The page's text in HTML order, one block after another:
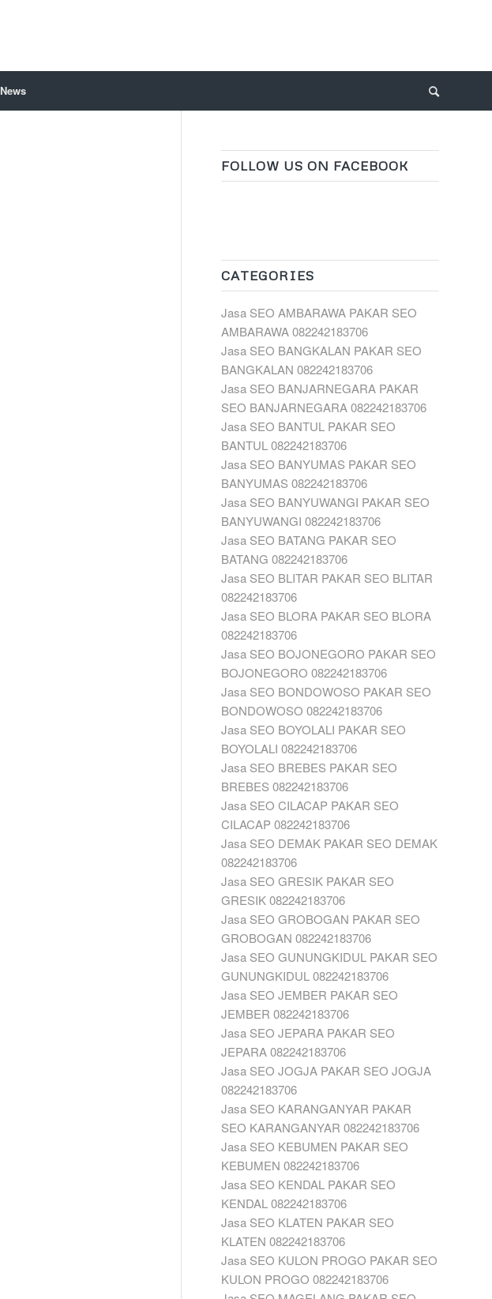
News
FOLLOW US ON FACEBOOK
CATEGORIES
Jasa SEO AMBARAWA PAKAR SEO
AMBARAWA 082242183706
Jasa SEO BANGKALAN PAKAR SEO
BANGKALAN 082242183706
Jasa SEO BANJARNEGARA PAKAR
SEO BANJARNEGARA 082242183706
Jasa SEO BANTUL PAKAR SEO
BANTUL 082242183706
Jasa SEO BANYUMAS PAKAR SEO
BANYUMAS 082242183706
Jasa SEO BANYUWANGI PAKAR SEO
BANYUWANGI 082242183706
Jasa SEO BATANG PAKAR SEO
BATANG 082242183706
Jasa SEO BLITAR PAKAR SEO BLITAR
082242183706
Jasa SEO BLORA PAKAR SEO BLORA
082242183706
Jasa SEO BOJONEGORO PAKAR SEO
BOJONEGORO 082242183706
Jasa SEO BONDOWOSO PAKAR SEO
BONDOWOSO 082242183706
Jasa SEO BOYOLALI PAKAR SEO
BOYOLALI 082242183706
Jasa SEO BREBES PAKAR SEO
BREBES 082242183706
Jasa SEO CILACAP PAKAR SEO
CILACAP 082242183706
Jasa SEO DEMAK PAKAR SEO DEMAK
082242183706
Jasa SEO GRESIK PAKAR SEO
GRESIK 082242183706
Jasa SEO GROBOGAN PAKAR SEO
GROBOGAN 082242183706
Jasa SEO GUNUNGKIDUL PAKAR SEO
GUNUNGKIDUL 082242183706
Jasa SEO JEMBER PAKAR SEO
JEMBER 082242183706
Jasa SEO JEPARA PAKAR SEO
JEPARA 082242183706
Jasa SEO JOGJA PAKAR SEO JOGJA
082242183706
Jasa SEO KARANGANYAR PAKAR
SEO KARANGANYAR 082242183706
Jasa SEO KEBUMEN PAKAR SEO
KEBUMEN 082242183706
Jasa SEO KENDAL PAKAR SEO
KENDAL 082242183706
Jasa SEO KLATEN PAKAR SEO
KLATEN 082242183706
Jasa SEO KULON PROGO PAKAR SEO
KULON PROGO 082242183706